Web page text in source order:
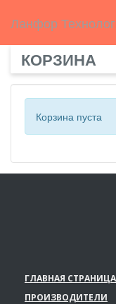
Ланфор
КОРЗИНА
Корзина пуста
ГЛАВНАЯ СТРАНИЦА
ПРОИЗВОДИТЕЛИ